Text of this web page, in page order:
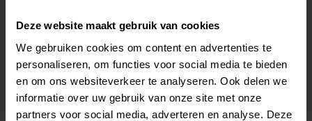
Deze website maakt gebruik van cookies
We gebruiken cookies om content en advertenties te
personaliseren, om functies voor social media te bieden
en om ons websiteverkeer te analyseren. Ook delen we
informatie over uw gebruik van onze site met onze
partners voor social media, adverteren en analyse. Deze